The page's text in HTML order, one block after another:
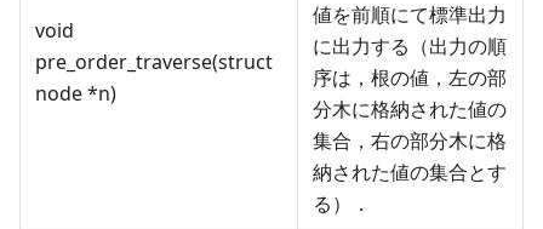
void
pre_order_traverse(struct
node *n)
値を前順にて標準出力
に出力する（出力の順
序は，根の値，左の部
分木に格納された値の
集合，右の部分木に格
納された値の集合とす
る）．